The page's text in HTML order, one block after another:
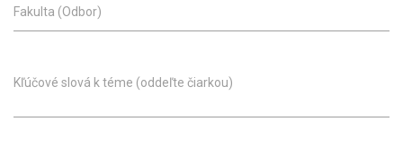
Fakulta (Odbor)
Kľúčové slová k téme (oddeľte čiarkou)